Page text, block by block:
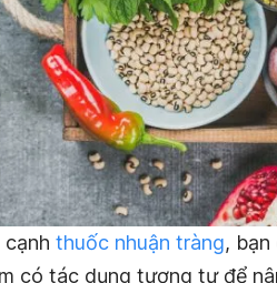
cạnh thuốc nhuận tràng,
có tác dụng tương tự để